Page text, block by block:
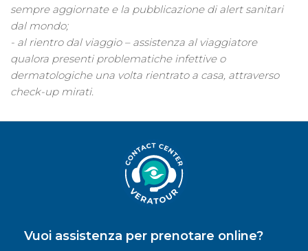
sempre aggiornate e la pubblicazione di alert sanitari
dal mondo;
- al rientro dal viaggio – assistenza al viaggiatore
qualora presenti problematiche infettive o
dermatologiche una volta rientrato a casa, attraverso
check-up mirati.
Vuoi assistenza per prenotare online?